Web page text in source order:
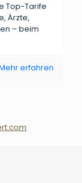
Top-Tarife
Ärzte,
– beim
erfahren